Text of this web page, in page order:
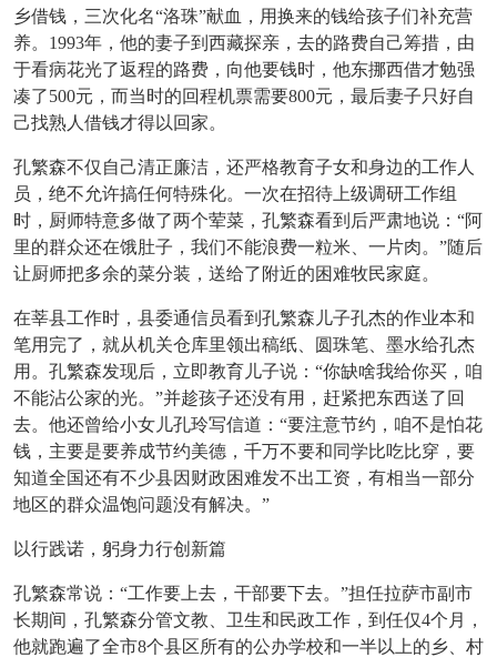
乡借钱，三次化名“洛珠”献血，用换来的钱给孩子们补充营
养。1993年，他的妻子到西藏探亲，去的路费自己筹措，由
于看病花光了返程的路费，向他要钱时，他东挪西借才勉强
凑了500元，而当时的回程机票需要800元，最后妻子只好自
己找熟人借钱才得以回家。
孔繁森不仅自己清正廉洁，还严格教育子女和身边的工作人
员，绝不允许搞任何特殊化。一次在招待上级调研工作组
时，厨师特意多做了两个荤菜，孔繁森看到后严肃地说： “阿
里的群众还在饿肚子，我们不能浪费一粒米、一片肉。”随后
让厨师把多余的菜分装，送给了附近的困难牧民家庭。
在莘县工作时，县委通信员看到孔繁森儿子孔杰的作业本和
笔用完了，就从机关仓库里领出稿纸、圆珠笔、墨水给孔杰
用。孔繁森发现后，立即教育儿子说： “你缺啥我给你买，咱
不能沾公家的光。”并趁孩子还没有用，赶紧把东西送了回
去。他还曾给小女儿孔玲写信道：“要注意节约，咱不是怕花
钱，主要是要养成节约美德，千万不要和同学比吃比穿，要
知道全国还有不少县因财政困难发不出工资，有相当一部分
地区的群众温饱问题没有解决。”
以行践诺，躬身力行创新篇
孔繁森常说： “工作要上去，干部要下去。”担任拉萨市副市
长期间，孔繁森分管文教、卫生和民政工作，到任仅4个月，
他就跑遍了全市8个县区所有的公办学校和一半以上的乡、村